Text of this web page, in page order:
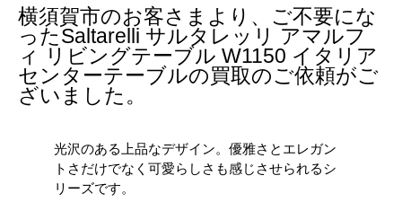
横須賀市のお客さまより、ご不要にな
ったSaltarelli サルタレッリ アマルフ
ィ リビングテーブル W1150 イタリア
センターテーブルの買取のご依頼がご
ざいました。
光沢のある上品なデザイン。優雅さとエレガン
トさだけでなく可愛らしさも感じさせられるシ
リーズです。